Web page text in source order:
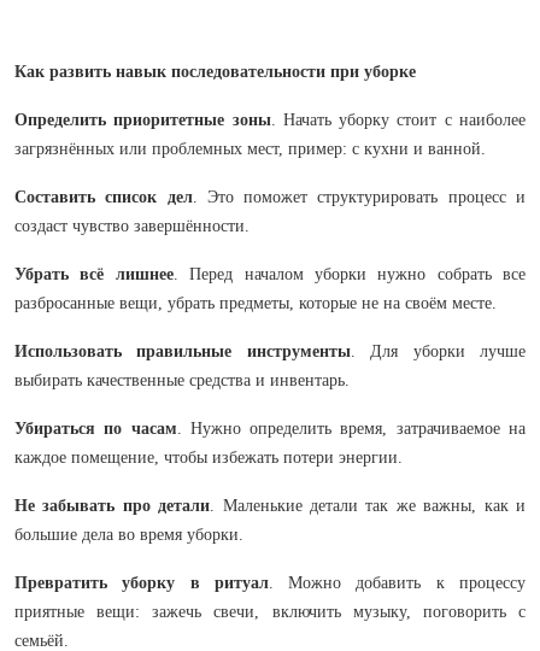
Как развить навык последовательности при уборке
Определить приоритетные зоны. Начать уборку стоит с наиболее
загрязнённых или проблемных мест, пример: с кухни и ванной.
Составить список дел. Это поможет структурировать процесс и
создаст чувство завершённости.
Убрать всё лишнее. Перед началом уборки нужно собрать все
разбросанные вещи, убрать предметы, которые не на своём месте.
Использовать правильные инструменты. Для уборки лучше
выбирать качественные средства и инвентарь.
Убираться по часам. Нужно определить время, затрачиваемое на
каждое помещение, чтобы избежать потери энергии.
Не забывать про детали. Маленькие детали так же важны, как и
большие дела во время уборки.
Превратить уборку в ритуал. Можно добавить к процессу
приятные вещи: зажечь свечи, включить музыку, поговорить с
семьёй.